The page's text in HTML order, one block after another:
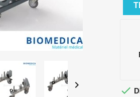
 